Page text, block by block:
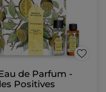
de Parfum -
Positives